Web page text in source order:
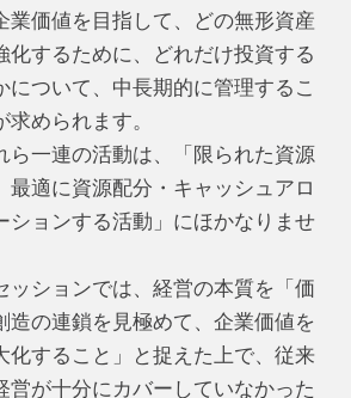
業価値を目指して、どの無形資産
化するために、どれだけ投資する
について、中長期的に管理するこ
求められます。
ら一連の活動は、「限られた資源
最適に資源配分・キャッシュアロ
ションする活動」にほかなりませ
ッションでは、経営の本質を「価
造の連鎖を見極めて、企業価値を
化すること」と捉えた上で、従来
営が十分にカバーしていなかった